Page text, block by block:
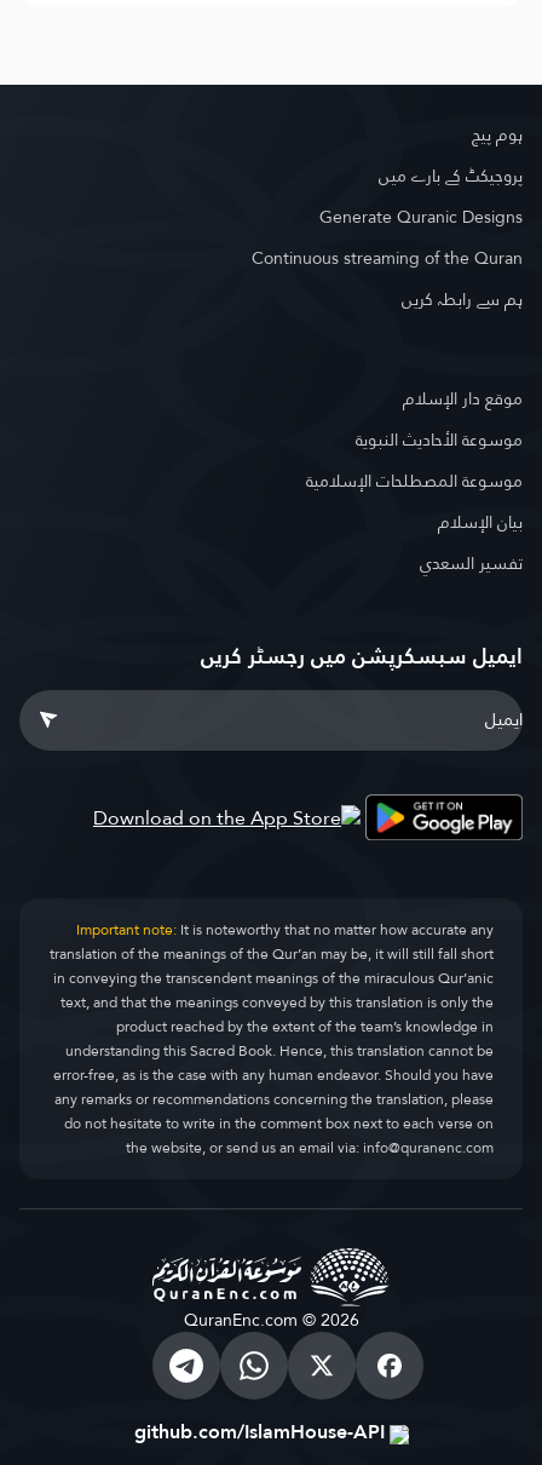
ہوم پیج
پروجیکٹ کے بارے میں
Generate Quranic Designs
Continuous streaming of the Quran
ہم سے رابطہ کریں
موقع دار الإسلام
موسوعة الأحاديث النبوية
موسوعة المصطلحات الإسلامية
بيان الإسلام
تفسير السعدي
ایمیل سبسکرپشن میں رجسٹر کریں
Important note:It is noteworthy that no matter how accurate any
translation of the meanings of the Qur’an may be, it will still fall short
in conveying the transcendent meanings of the miraculous Qur’anic
text, and that the meanings conveyed by this translation is only the
product reached by the extent of the team’s knowledge in
understanding this Sacred Book. Hence, this translation cannot be
error-free, as is the case with any human endeavor. Should you have
any remarks or recommendations concerning the translation, please
do not hesitate to write in the comment box next to each verse on
the website, or send us an email via:info@quranenc.com
QuranEnc.com © 2026
github.com/IslamHouse-API